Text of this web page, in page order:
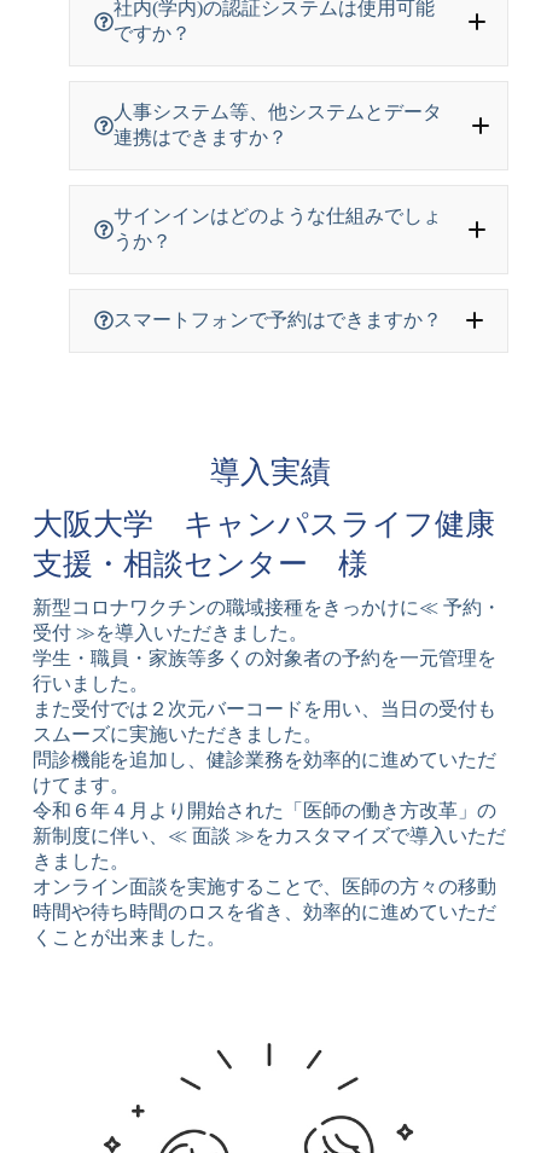
社内(学内)の認証システムは使用可能
ですか？
人事システム等、他システムとデータ
連携はできますか？
サインインはどのような仕組みでしょ
うか？
スマートフォンで予約はできますか？
導入実績
大阪大学 キャンパスライフ健康
支援・相談センター 様
新型コロナワクチンの職域接種をきっかけに≪ 予約・
受付 ≫を導入いただきました。
学生・職員・家族等多くの対象者の予約を一元管理を
行いました。
また受付では２次元バーコードを用い、当日の受付も
スムーズに実施いただきました。
問診機能を追加し、健診業務を効率的に進めていただ
けてます。
令和６年４月より開始された「医師の働き方改革」の
新制度に伴い、≪ 面談 ≫をカスタマイズで導入いただ
きました。
オンライン面談を実施することで、医師の方々の移動
時間や待ち時間のロスを省き、効率的に進めていただ
くことが出来ました。